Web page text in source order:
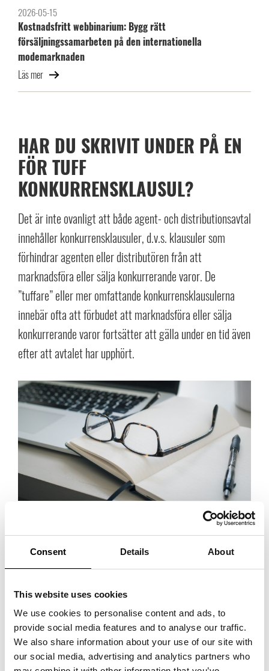
Consent Details About
This website uses cookies
We use cookies to personalise content and ads, to
provide social media features and to analyse our traffic.
We also share information about your use of our site with
our social media, advertising and analytics partners who
2026-05-15
Kostnadsfritt webbinarium: Bygg rätt
försäljningssamarbeten på den internationella
modemarknaden
Läs mer
HAR DU SKRIVIT UNDER PÅ EN
FÖR TUFF
KONKURRENSKLAUSUL?
Det är inte ovanligt att både agent- och distributionsavtal
innehåller konkurrensklausuler, d.v.s. klausuler som
förhindrar agenten eller distributören från att
marknadsföra eller sälja konkurrerande varor. De
”tuffare” eller mer omfattande konkurrensklausulerna
innebär ofta att förbudet att marknadsföra eller sälja
konkurrerande varor fortsätter att gälla under en tid även
efter att avtalet har upphört.
Som agent eller distributör är det vanligt att försöka förhandla bort
dessa klausuler när man avtalsförhandlar med motparten, men det
dessa fall är det lämpligt att i vart fall försöka påverka innehållet i
konkurrensklausulen så att den får så begränsad verkan som möjligt,
exempelvis säkerställa att konkurrensklausulen inte gäller efter att
avtalet har upphört och att försöka komma överens med motparten
om vad som faktiskt utgör en konkurrerande vara så att det blir